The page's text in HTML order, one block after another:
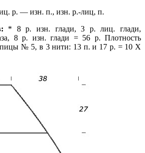
р. — изн. п., изн. р.-лиц, п.
* 8 р. изн. глади, 3 р. лиц. глади,
8 р. изн. глади = 56 р. Плотность
№ 5, в 3 нити: 13 п. и 17 р. = 10 X